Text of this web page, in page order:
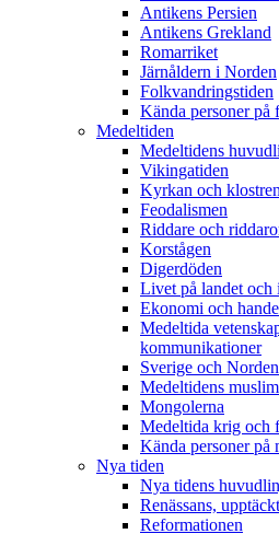
Antikens Persien
Antikens Grekland
Romarriket
Järnåldern i Norden
Folkvandringstiden
Kända personer på
Medeltiden
Medeltidens
Vikingatiden
Kyrkan och
Feodalismen
Riddare och
Korstågen
Digerdöden
Livet på landet och
Ekonomi och
Medeltida
kommunikationer
Sverige och
Medeltidens
Mongolerna
Medeltida krig och
Kända personer på
Nya tiden
Nya tidens
Renässans,
Reformationen